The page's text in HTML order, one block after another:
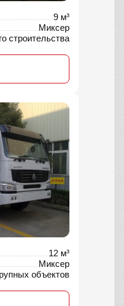
9 м³
Миксер
строительства
12 м³
Миксер
объектов